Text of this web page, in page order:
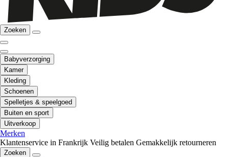
Zoeken
Babyverzorging
Kamer
Kleding
Schoenen
Spelletjes & speelgoed
Buiten en sport
Uitverkoop
Merken
Klantenservice in Frankrijk Veilig betalen Gemakkelijk retourneren
Zoeken